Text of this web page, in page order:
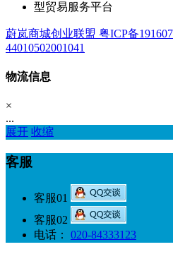
蔚岚商城创业联盟 粤ICP备
44010502001041
物流信息
×
...
展开 收缩
客服
客服01
客服02
电话：
020-84333123